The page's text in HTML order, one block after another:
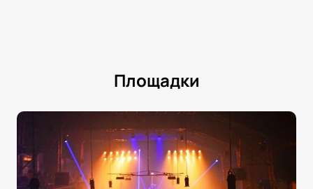
Площадки